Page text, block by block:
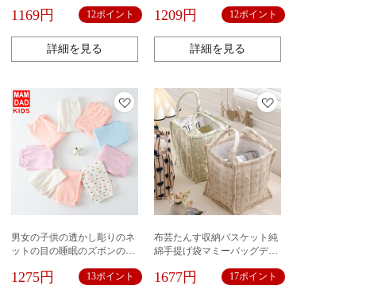
1169円 12ポイント
詳細を見る
1209円 12ポイント
詳細を見る
男女の子供の透かし彫りのネ
ットの目の睡眠のズボンの防
kidsの子供のズボンの夏の赤ち
1275円 13ポイント
布芸たんす収納バスケット純
綿手提げ袋マミーバッグデス
洗濯バスケット収納
1677円 17ポイント